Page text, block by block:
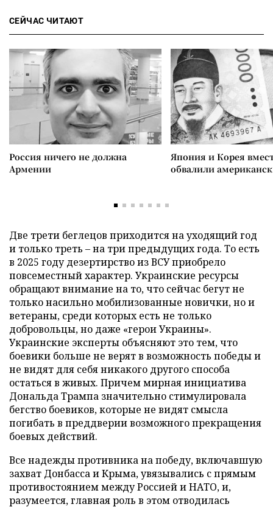
СЕЙЧАС ЧИТАЮТ
Россия ничего не должна
Армении
Япония и Корея
обвалили
Две трети беглецов приходится на уходящий год
и только треть – на три предыдущих года. То есть
в 2025 году дезертирство из ВСУ приобрело
повсеместный характер. Украинские ресурсы
обращают внимание на то, что сейчас бегут не
только насильно мобилизованные новички, но и
ветераны, среди которых есть не только
добровольцы, но даже «герои Украины».
Украинские эксперты объясняют это тем, что
боевики больше не верят в возможность победы и
не видят для себя никакого другого способа
остаться в живых. Причем мирная инициатива
Дональда Трампа значительно стимулировала
бегство боевиков, которые не видят смысла
погибать в преддверии возможного прекращения
боевых действий.
Все надежды противника на победу, включавшую
захват Донбасса и Крыма, увязывались с прямым
противостоянием между Россией и НАТО, и,
разумеется, главная роль в этом отводилась